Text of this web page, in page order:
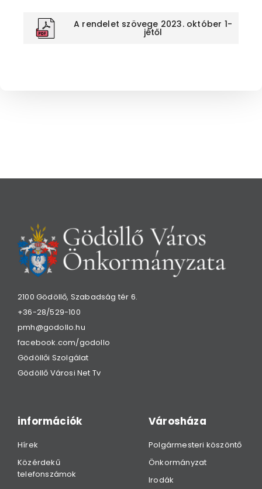
A rendelet szövege 2023. október 1-
jétől
2100 Gödöllő, Szabadság tér 6.
+36-28/529-100
pmh@godollo.hu
facebook.com/godollo
Gödöllői Szolgálat
Gödöllő Városi Net Tv
információk
Hírek
Közérdekű
telefonszámok
Városháza
Polgármesteri köszöntő
Önkormányzat
Irodák